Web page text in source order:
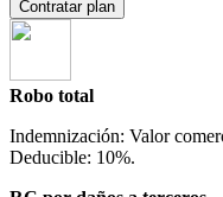
Contratar plan
Robo total
Indemnización: Valor
Deducible: 10%.